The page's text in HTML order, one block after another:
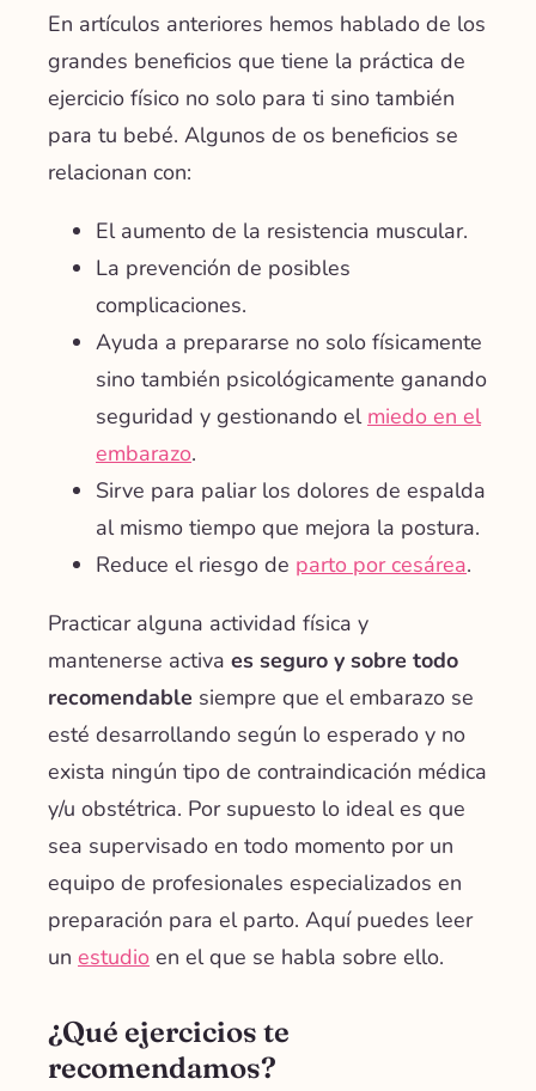
En artículos anteriores hemos hablado de los
grandes beneficios que tiene la práctica de
ejercicio físico no solo para ti sino también
para tu bebé. Algunos de os beneficios se
relacionan con:
El aumento de la resistencia muscular.
La prevención de posibles
complicaciones.
Ayuda a prepararse no solo físicamente
sino también psicológicamente ganando
seguridad y gestionando el miedo en el
embarazo.
Sirve para paliar los dolores de espalda
al mismo tiempo que mejora la postura.
Reduce el riesgo de parto por cesárea.
Practicar alguna actividad física y
mantenerse activa es seguro y sobre todo
recomendable siempre que el embarazo se
esté desarrollando según lo esperado y no
exista ningún tipo de contraindicación médica
y/u obstétrica. Por supuesto lo ideal es que
sea supervisado en todo momento por un
equipo de profesionales especializados en
preparación para el parto. Aquí puedes leer
un estudio en el que se habla sobre ello.
¿Qué ejercicios te
recomendamos?